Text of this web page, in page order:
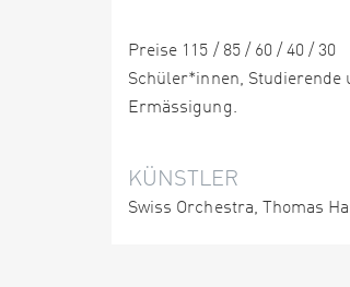
Preise 115 / 85 / 60 / 40 / 30
Schüler*innen, Studierende
Ermässigung.
KÜNSTLER
Swiss Orchestra, Thomas